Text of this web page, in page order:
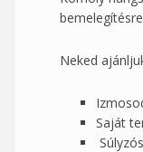
Neked
Saját